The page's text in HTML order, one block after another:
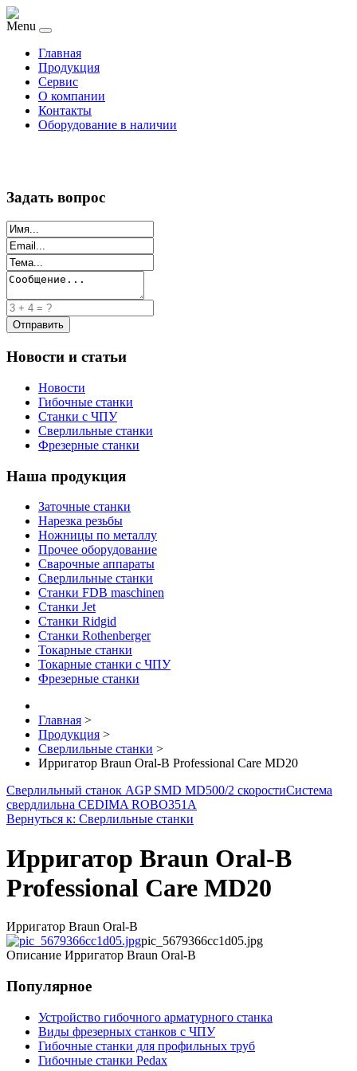
Menu
Главная
Продукция
Сервис
О компании
Контакты
Оборудование в наличии
Задать вопрос
Новости и статьи
Новости
Гибочные станки
Станки с ЧПУ
Сверлильные станки
Фрезерные станки
Наша продукция
Заточные станки
Нарезка резьбы
Ножницы по металлу
Прочее оборудование
Сварочные аппараты
Сверлильные станки
Станки FDB maschinen
Станки Jet
Станки Ridgid
Станки Rothenberger
Токарные станки
Токарные станки с ЧПУ
Фрезерные станки
Главная >
Продукция >
Сверлильные станки >
Ирригатор Braun Oral-B Professional Care MD20
Сверлильный станок AGP SMD MD500/2 скоростиСистема
свердлильна CEDIMA ROBO351A
Вернуться к: Сверлильные станки
Ирригатор Braun Oral-B
Professional Care MD20
Ирригатор Braun Oral-B
pic_5679366cc1d05.jpg
Описание Ирригатор Braun Oral-B
Популярное
Устройство гибочного арматурного станка
Виды фрезерных станков с ЧПУ
Гибочные станки для профильных труб
Гибочные станки Pedax